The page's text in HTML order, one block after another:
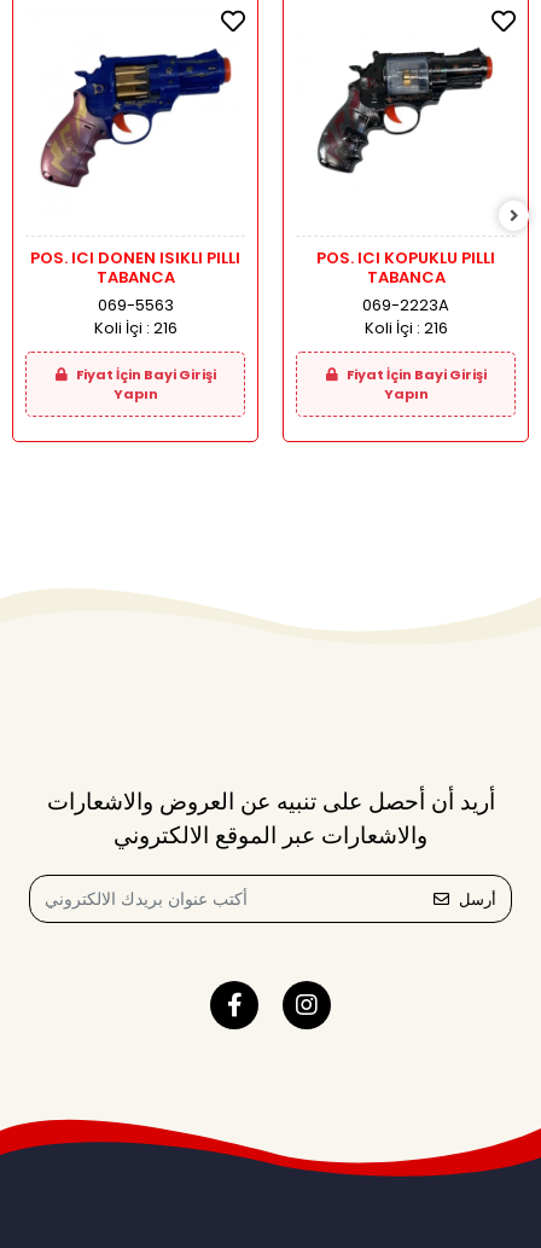
POS. ICI DONEN ISIKLI PILLI
TABANCA
069-5563
Koli İçi : 216
Fiyat İçin Bayi Girişi
Yapın
POS. ICI KOPUKLU PILLI
TABANCA
069-2223A
Koli İçi : 216
Fiyat İçin Bayi Girişi
Yapın
أريد أن أحصل على تنبيه عن العروض والاشعارات
والاشعارات عبر الموقع الالكتروني
أرسل